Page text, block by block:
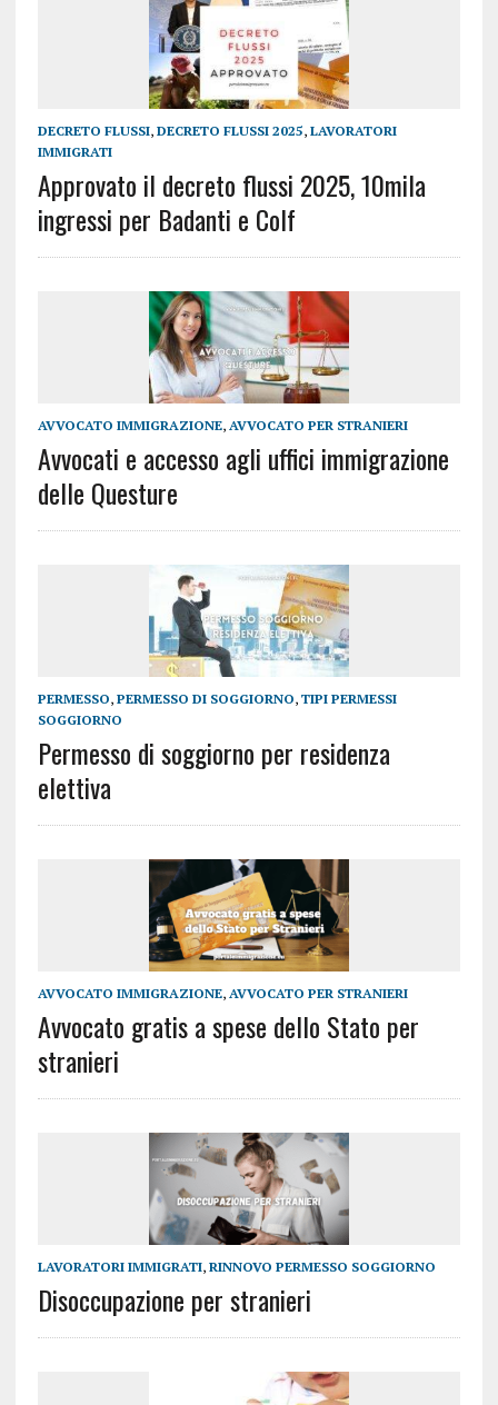
DECRETO FLUSSI, DECRETO FLUSSI 2025, LAVORATORI
IMMIGRATI
Approvato il decreto flussi 2025, 10mila
ingressi per Badanti e Colf
AVVOCATO IMMIGRAZIONE, AVVOCATO PER STRANIERI
Avvocati e accesso agli uffici immigrazione
delle Questure
PERMESSO, PERMESSO DI SOGGIORNO, TIPI PERMESSI
SOGGIORNO
Permesso di soggiorno per residenza
elettiva
AVVOCATO IMMIGRAZIONE, AVVOCATO PER STRANIERI
Avvocato gratis a spese dello Stato per
stranieri
LAVORATORI IMMIGRATI, RINNOVO PERMESSO SOGGIORNO
Disoccupazione per stranieri